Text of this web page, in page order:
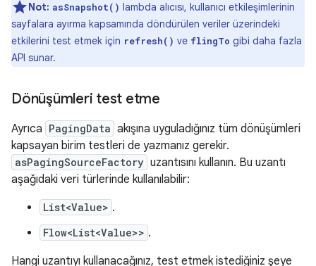
Not: asSnapshot() lambda alıcısı, kullanıcı etkileşimlerinin
sayfalara ayırma kapsamında döndürülen veriler üzerindeki
etkilerini test etmek için refresh() ve flingTo gibi daha fazla
API sunar.
Dönüşümleri test etme
Ayrıca PagingData akışına uyguladığınız tüm dönüşümleri
kapsayan birim testleri de yazmanız gerekir.
asPagingSourceFactory uzantısını kullanın. Bu uzantı
aşağıdaki veri türlerinde kullanılabilir:
List<Value> .
Flow<List<Value>> .
Hangi uzantıyı kullanacağınız, test etmek istediğiniz şeye